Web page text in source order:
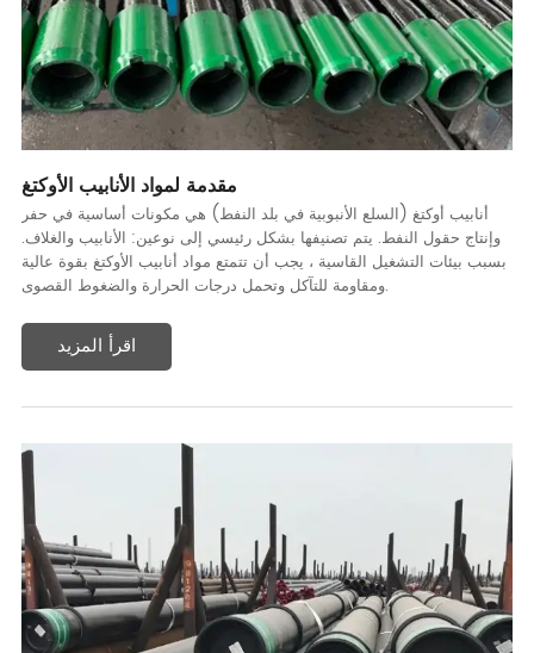
مقدمة لمواد الأنابيب الأوكتغ
أنابيب أوكتغ (السلع الأنبوبية في بلد النفط) هي مكونات أساسية في حفر
وإنتاج حقول النفط. يتم تصنيفها بشكل رئيسي إلى نوعين: الأنابيب والغلاف.
بسبب بيئات التشغيل القاسية ، يجب أن تتمتع مواد أنابيب الأوكتغ بقوة عالية
ومقاومة للتآكل وتحمل درجات الحرارة والضغوط القصوى.
اقرأ المزيد